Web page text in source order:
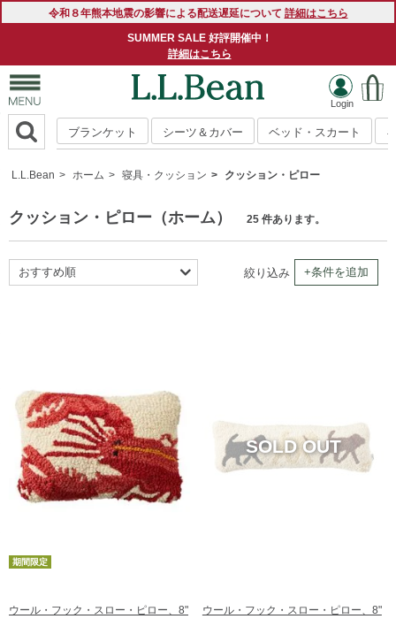
令和８年熊本地震の影響による配送遅延について 詳細はこちら
SUMMER SALE 好評開催中！
詳細はこちら
ブランケット シーツ＆カバー ベッド・スカート
L.L.Bean ホーム 寝具・クッション クッション・ピロー
クッション・ピロー（ホーム） 25 件あります。
おすすめ順
レビュー評価順
売れてる順
在庫順
絞り込み +条件を追加
期間限定
ウール・フック・スロー・ピロー、8"
ウール・フック・スロー・ピロー、8"